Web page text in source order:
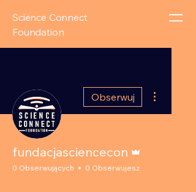
Science Connect
Foundation
Obserwuj
fundacjasciencecon
0 Obserwujących 0 Obserwujesz